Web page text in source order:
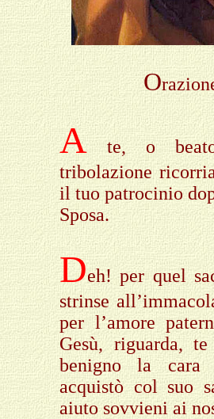
O
Ate, o beato
tribolazione
il tuo patrocinio
Sposa.
Deh! per quel
strinse
per l’amore
Gesù, riguarda,
benigno la cara
acquistò col suo
aiuto sovvieni ai